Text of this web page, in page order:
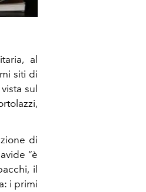
al
siti di
sul
di
“è
il
i primi